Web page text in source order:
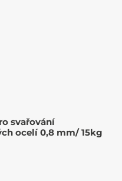
svařování
ocelí 0,8 mm/ 15kg